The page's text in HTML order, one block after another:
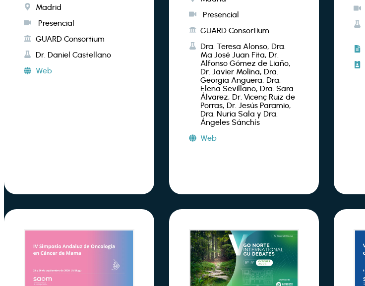
Madrid
Presencial
GUARD Consortium
Dr. Daniel Castellano
Web
Presencial
GUARD Consortium
Dra. Teresa Alonso, Dra.
Mª José Juan Fita, Dr.
Alfonso Gómez de Liaño,
Dr. Javier Molina, Dra.
Georgia Anguera, Dra.
Elena Sevillano, Dra. Sara
Álvarez, Dr. Vicenç Ruiz de
Porras, Dr. Jesús Paramio,
Dra. Nuria Sala y Dra.
Ángeles Sánchís
Web